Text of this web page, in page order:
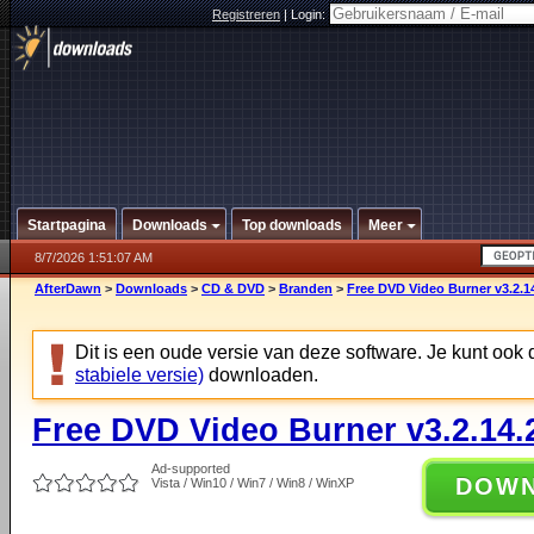
Registreren|Login:
Startpagina Downloads Top downloads Meer
8/7/2026 1:51:07 AM
AfterDawn > Downloads > CD & DVD > Branden > Free DVD Video Burner
Dit is een oude versie van deze software. Je kunt ook
stabiele versie) downloaden.
Free DVD Video Burner
Ad-supported
Vista / Win10 / Win7 / Win8 / WinXP